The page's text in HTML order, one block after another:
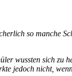
so manche
wussten sich
jedoch nicht,